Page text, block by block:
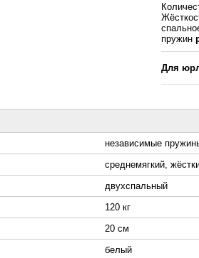
пружин
Для
независимые
среднемягкий,
двухспальный
120 кг
20 см
белый